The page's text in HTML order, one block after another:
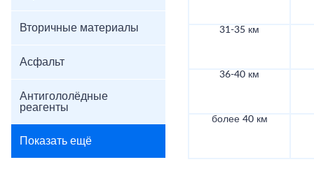
Вторичные материалы
Асфальт
Антигололёдные
реагенты
Показать ещё
31-35 км
36-40 км
более 40 км